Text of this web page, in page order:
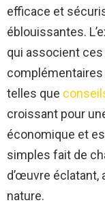
efficace et
éblouissantes.
qui associent
telles que
croissant pour
économique et
simples fait de
d’œuvre éclatant,
nature.